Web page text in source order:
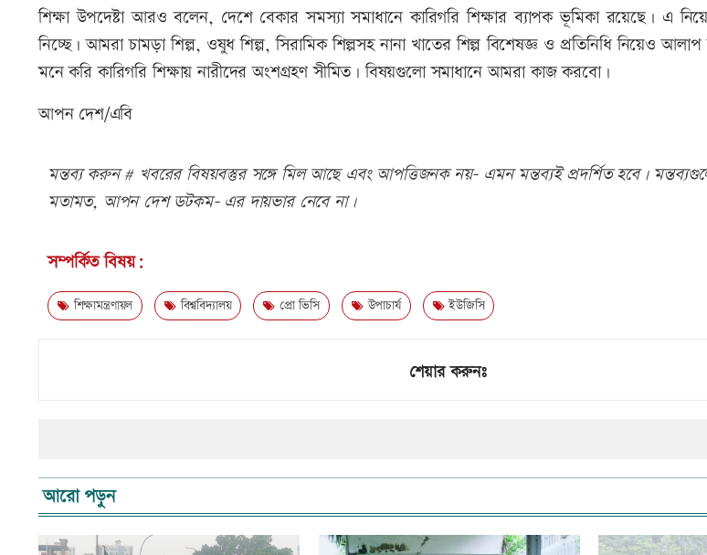
শিক্ষা উপদেষ্টা আরও বলেন, দেশে বেকার সমস্যা সমাধানে কারিগরি শিক্ষার ব্যাপক ভূমিকা রয়েছে। এ নিয়ে
নিচ্ছে। আমরা চামড়া শিল্প, ওষুধ শিল্প, সিরামিক শিল্পসহ নানা খাতের শিল্প বিশেষজ্ঞ ও প্রতিনিধি নিয়েও
মনে করি কারিগরি শিক্ষায় নারীদের অংশগ্রহণ সীমিত। বিষয়গুলো সমাধানে আমরা কাজ করবো।
আপন দেশ/এবি
মন্তব্য করুন # খবরের বিষয়বস্তুর সঙ্গে মিল আছে এবং আপত্তিজনক নয়- এমন মন্তব্যই প্রদর্শিত হবে।
মতামত, আপন দেশ ডটকম- এর দায়ভার নেবে না।
সম্পর্কিত বিষয়:
শিক্ষামন্ত্রণায়ল বিশ্ববিদ্যালয় প্রো ভিসি উপাচার্য ইউজিসি
শেয়ার করুনঃ
আরো পড়ুন